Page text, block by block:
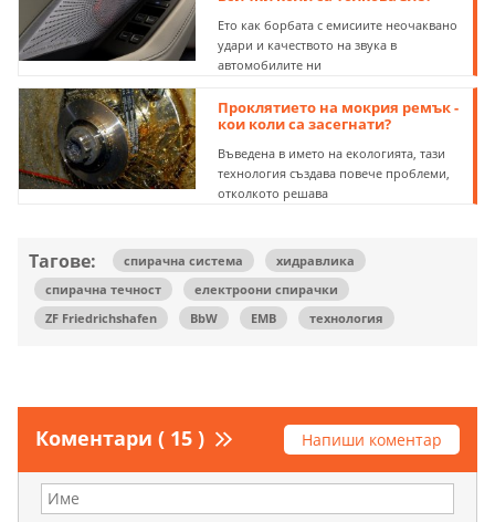
Ето как борбата с емисиите неочаквано
удари и качеството на звука в
автомобилите ни
Проклятието на мокрия ремък -
кои коли са засегнати?
Въведена в името на екологията, тази
технология създава повече проблеми,
отколкото решава
Тагове: спирачна система
хидравлика
спирачна течност
електроони спирачки
ZF Friedrichshafen
BbW EMB технология
Коментари ( 15 ) Напиши коментар